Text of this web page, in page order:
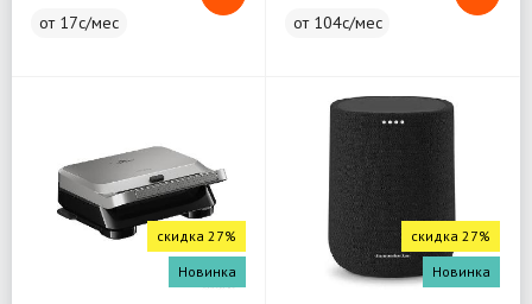
от 17с/мес от 104с/мес
скидка 27%
Новинка
скидка 27%
Новинка